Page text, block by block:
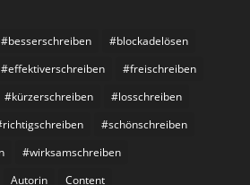
#besserschreiben
#blockadelösen
#effektiverschreiben
#freischreiben
#kürzerschreiben
#losschreiben
#schönschreiben
#wirksamschreiben
Autorin
Content